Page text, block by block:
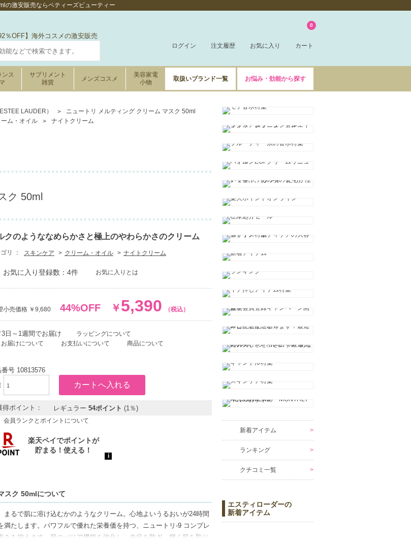
の激安販売ならベティーズビューティー
％OFF】海外コスメの激安販売
ログイン 注文履歴 お気に入り カート
0
ンス
サプリメント
雑貨
メンズコスメ
美容家電
小物
取扱いブランド一覧 お悩み・効能から探す
LAUDER）
ニュートリ メルティング クリーム マスク 50ml
ーム・オイル
ナイトクリーム
ク 50ml
クのようななめらかさと極上のやわらかさのクリーム
リ ： スキンケア クリーム・オイル ナイトクリーム
お気に入り登録数：4件 お気に入りとは
小売価格 ￥9,680 44%OFF ￥5,390 （税込）
3日～1週間でお届け
ラッピングについて
お届けについて
お支払いについて 商品について
番号 10813576
得ポイント： レギュラー 54ポイント (1％)
会員ランクとポイントについて
スク 50mlについて
るで肌に溶け込むかのようなクリーム。心地よいうるおいが24時間
たします。パワフルで優れた栄養価を持つ、ニュートリ-9 コンプレ
を抑えます。肌のバリア機能を強化し、炎症を防ぎ、輝く肌を取り
新着アイテム
ランキング
クチコミ一覧
エスティローダーの
新着アイテム